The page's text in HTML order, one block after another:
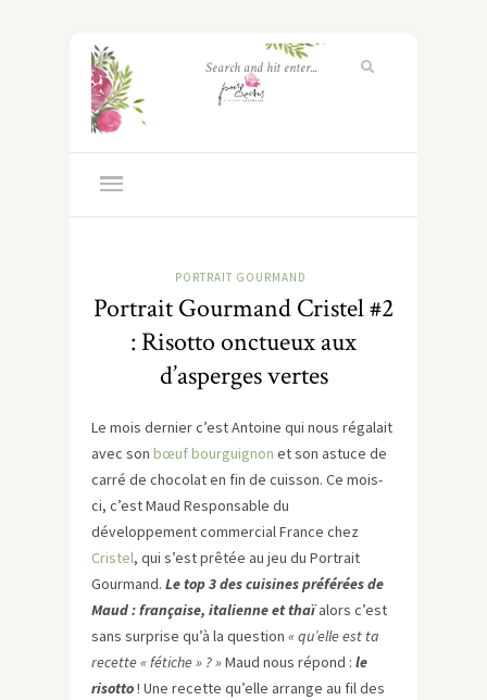
PORTRAIT GOURMAND
Portrait Gourmand Cristel #2
: Risotto onctueux aux
d’asperges vertes
Le mois dernier c’est Antoine qui nous régalait
avec son bœuf bourguignon et son astuce de
carré de chocolat en fin de cuisson. Ce mois-
ci, c’est Maud Responsable du
développement commercial France chez
Cristel, qui s’est prêtée au jeu du Portrait
Gourmand. Le top 3 des cuisines préférées de
Maud : française, italienne et thaïalors c’est
sans surprise qu’à la question « qu’elle est ta
recette « fétiche » ? »Maud nous répond : le
risotto! Une recette qu’elle arrange au fil des